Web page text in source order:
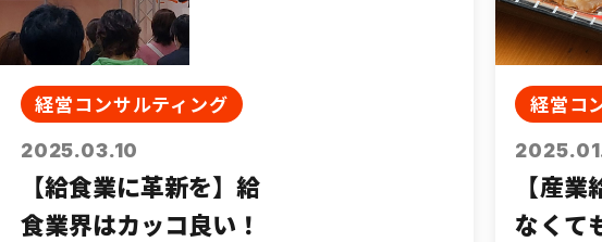
経営コンサルティング
2025.03.10
【給食業に革新を】給
食業界はカッコ良い！
経営コ
【産
なくて